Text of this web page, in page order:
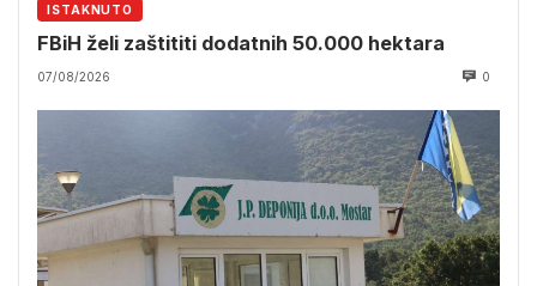
ISTAKNUTO
FBiH želi zaštititi dodatnih 50.000 hektara
07/08/2026 0